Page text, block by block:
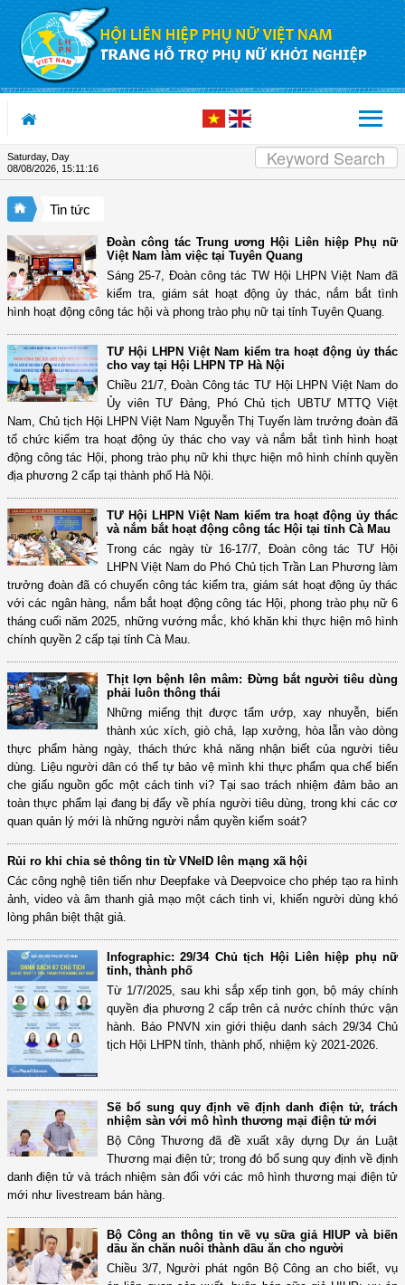
Skip to Content
Saturday, Day
08/08/2026 15:11:17
Tin tức
Đoàn công tác Trung ương Hội Liên hiệp Phụ nữ
Việt Nam làm việc tại Tuyên Quang
Sáng 25-7, Đoàn công tác TW Hội LHPN Việt Nam đã
kiểm tra, giám sát hoạt động ủy thác, nắm bắt tình
hình hoạt động công tác hội và phong trào phụ nữ tại tỉnh Tuyên Quang.
TƯ Hội LHPN Việt Nam kiểm tra hoạt động ủy thác
cho vay tại Hội LHPN TP Hà Nội
Chiều 21/7, Đoàn Công tác TƯ Hội LHPN Việt Nam do
Ủy viên TƯ Đảng, Phó Chủ tịch UBTƯ MTTQ Việt
Nam, Chủ tịch Hội LHPN Việt Nam Nguyễn Thị Tuyến làm trưởng đoàn đã
tổ chức kiểm tra hoạt động ủy thác cho vay và nắm bắt tình hình hoạt
động công tác Hội, phong trào phụ nữ khi thực hiện mô hình chính quyền
địa phương 2 cấp tại thành phố Hà Nội.
TƯ Hội LHPN Việt Nam kiểm tra hoạt động ủy thác
và nắm bắt hoạt động công tác Hội tại tỉnh Cà Mau
Trong các ngày từ 16-17/7, Đoàn công tác TƯ Hội
LHPN Việt Nam do Phó Chủ tịch Trần Lan Phương làm
trưởng đoàn đã có chuyến công tác kiểm tra, giám sát hoạt động ủy thác
với các ngân hàng, nắm bắt hoạt động công tác Hội, phong trào phụ nữ 6
tháng cuối năm 2025, những vướng mắc, khó khăn khi thực hiện mô hình
chính quyền 2 cấp tại tỉnh Cà Mau.
Thịt lợn bệnh lên mâm: Đừng bắt người tiêu dùng
phải luôn thông thái
Những miếng thịt được tẩm ướp, xay nhuyễn, biến
thành xúc xích, giò chả, lạp xưởng, hòa lẫn vào dòng
thực phẩm hàng ngày, thách thức khả năng nhận biết của người tiêu
dùng. Liệu người dân có thể tự bảo vệ mình khi thực phẩm qua chế biến
che giấu nguồn gốc một cách tinh vi? Tại sao trách nhiệm đảm bảo an
toàn thực phẩm lại đang bị đẩy về phía người tiêu dùng, trong khi các cơ
quan quản lý mới là những người nắm quyền kiểm soát?
Rủi ro khi chia sẻ thông tin từ VNeID lên mạng xã hội
Các công nghệ tiên tiến như Deepfake và Deepvoice cho phép tạo ra hình
ảnh, video và âm thanh giả mạo một cách tinh vi, khiến người dùng khó
lòng phân biệt thật giả.
Infographic: 29/34 Chủ tịch Hội Liên hiệp phụ nữ
tỉnh, thành phố
Từ 1/7/2025, sau khi sắp xếp tinh gọn, bộ máy chính
quyền địa phương 2 cấp trên cả nước chính thức vận
hành. Báo PNVN xin giới thiệu danh sách 29/34 Chủ
tịch Hội LHPN tỉnh, thành phố, nhiệm kỳ 2021-2026.
Sẽ bổ sung quy định về định danh điện tử, trách
nhiệm sàn với mô hình thương mại điện tử mới
Bộ Công Thương đã đề xuất xây dựng Dự án Luật
Thương mại điện tử; trong đó bổ sung quy định về định
danh điện tử và trách nhiệm sàn đối với các mô hình thương mại điện tử
mới như livestream bán hàng.
Bộ Công an thông tin về vụ sữa giả HIUP và biến
dầu ăn chăn nuôi thành dầu ăn cho người
Chiều 3/7, Người phát ngôn Bộ Công an cho biết, vụ